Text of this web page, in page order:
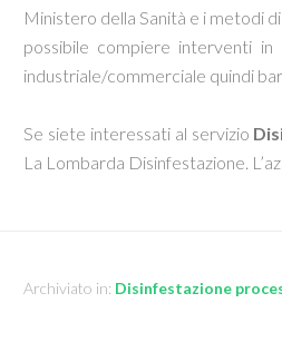
Ministero della Sanità e i metodi
possibile compiere interventi in
industriale/commerciale quindi
Se siete interessati al servizio
La Lombarda Disinfestazione.
Archiviato in: Disinfestazione